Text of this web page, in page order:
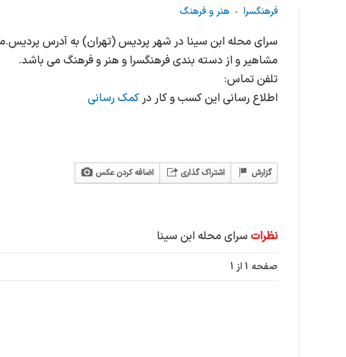
فرهنگسرا
هنر و فرهنگ
سرای محله ابن سینا در شهر پردیس (تهران) به آدرس
مشاهیر و از دسته بندی فرهنگسرا و هنر و فرهنگ می باشد.
تلفن تماس:
اطلاع رسانی این کسب و کار درکمک رسانی
اضافه کردن عکس اشتراک گذاری گزارش
نظرات سرای محله ابن سینا
صفحه 1 از 1